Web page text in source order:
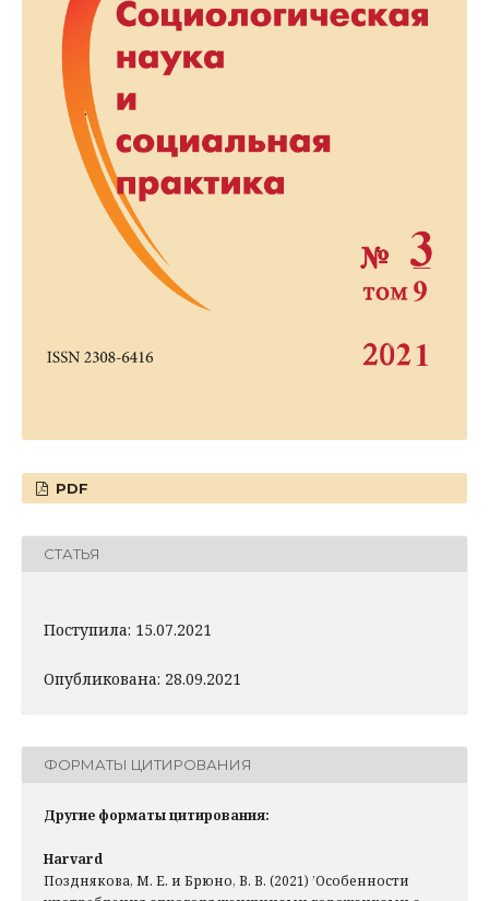
PDF
СТАТЬЯ
Поступила: 15.07.2021
Опубликована: 28.09.2021
ФОРМАТЫ ЦИТИРОВАНИЯ
Другие форматы цитирования:
Harvard
Позднякова, М. Е. и Брюно, В. В. (2021) ’Особенности